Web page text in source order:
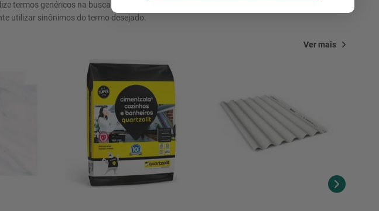
termos genéricos na busca.
utilizar sinônimos do termo desejado.
Ver mais
7º tinta
condicionado